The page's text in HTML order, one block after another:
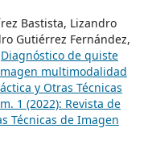
Bastista, Lizandro
Gutiérrez Fernández,
Diagnóstico de quiste
multimodalidad
y Otras Técnicas
1 (2022): Revista de
Técnicas de Imagen